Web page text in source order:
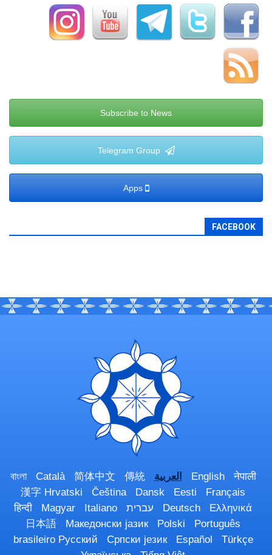
Subscribe to News
Telegram Group
Apps
FACEBOOK
English नेपाली العربية বাংলা Català 简体中文
傳統
漢字 Hrvatski Čeština Dansk Eesti
Français
Deutsch
Ελληνικά עברית हिन्दी Magyar
Italiano
日本語
Македонски јазик Polski
Português
brasileiro Русский Српски језик Español
Türkçe